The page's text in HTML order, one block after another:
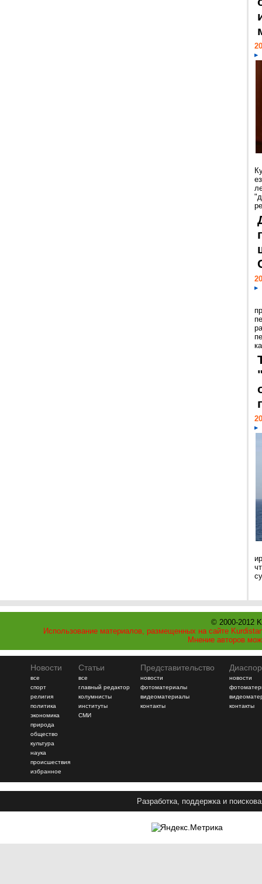
© 2000-2012
Использование материалов, размещенных на сайте
Мнение авторов
Новости
все
спорт
религия
политика
экономика
природа
общество
культура
наука
происшествия
избранное
Статьи
все
главный редактор
колумнисты
институты
СМИ
Представительство
новости
фотоматериалы
видеоматериалы
контакты
новости
контакты
Разработка, поддержка и